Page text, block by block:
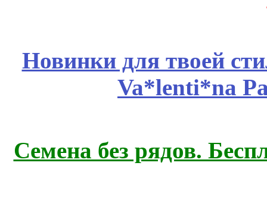
Новинки для твоей
Va*lenti*na
Семена без рядов.